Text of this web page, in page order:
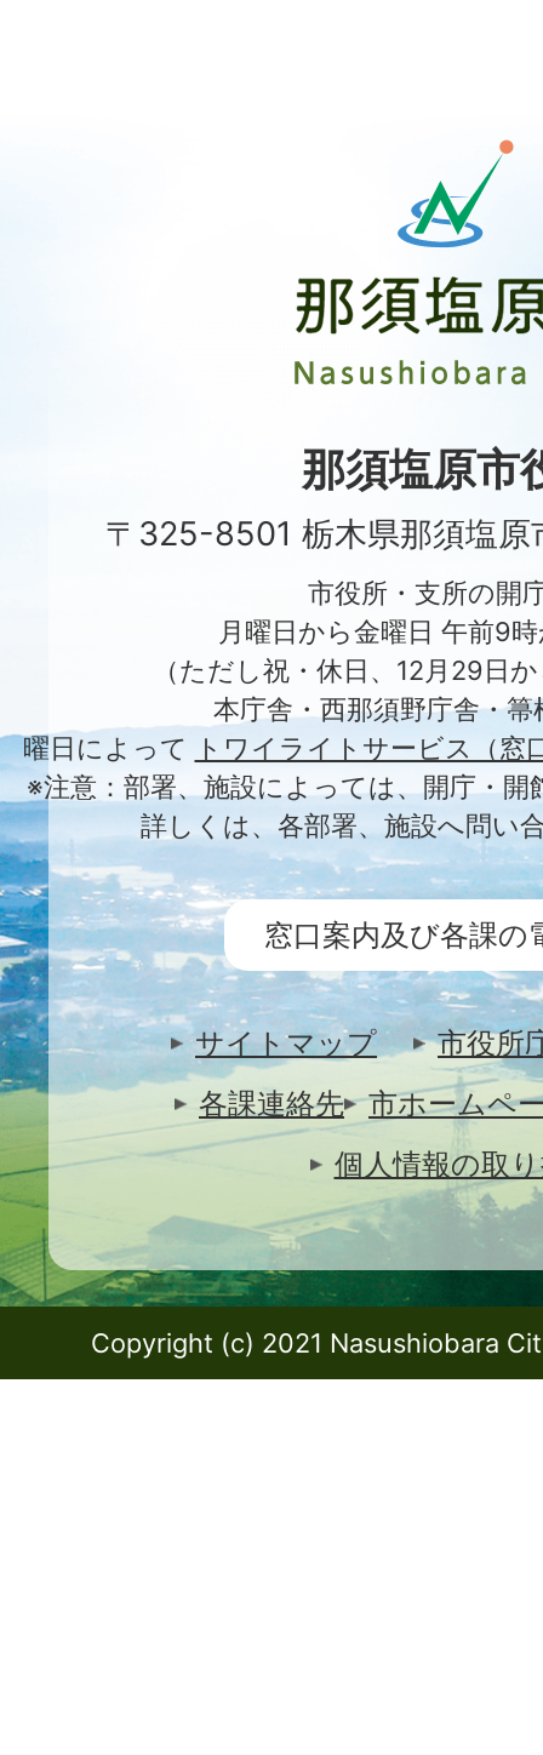
原
市
City
那須塩原市
〒325-8501 栃木県那須塩原
市役所・支所の開
月曜日から金曜日 午前9
（ただし祝・休日、12月29日
本庁舎・西那須野庁舎・
曜日によって
トワイライトサービス（窓
※注意：部署、施設によっては、開庁・
詳しくは、各部署、施設へ問い
窓口案内及び各課の
サイトマップ
市役所
各課連絡先
市ホームペ
個人情報の取
Copyright (c) 2021 Nasushiobara